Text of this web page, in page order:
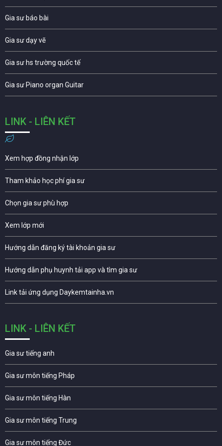
Gia sư báo bài
Gia sư dạy vẽ
Gia sư hs trường quốc tế
Gia sư Piano organ Guitar
LINK - LIÊN KẾT
Xem hợp đồng nhận lớp
Tham khảo học phí gia sư
Chọn gia sư phù hợp
Xem lớp mới
Hướng dẫn đăng ký tài khoản gia sư
Hướng dẫn phụ huynh tải app và tìm gia sư
Link tải ứng dụng Daykemtainha.vn
LINK - LIÊN KẾT
Gia sư tiếng anh
Gia sư môn tiếng Pháp
Gia sư môn tiếng Hàn
Gia sư môn tiếng Trung
Gia sư môn tiếng Đức